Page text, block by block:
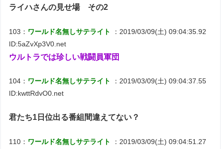
ライハさんの見せ場 その2
103： ワールド名無しサテライト
：2019/03/09(土) 09:04:35.92
ID:5aZvXp3V0.net
ウルトラでは珍しい戦闘員軍団
104： ワールド名無しサテライト
：2019/03/09(土) 09:04:37.55
ID:kwttRdvO0.net
君たち1日位出る番組間違えてない？
110： ワールド名無しサテライト
：2019/03/09(土) 09:04:51.27